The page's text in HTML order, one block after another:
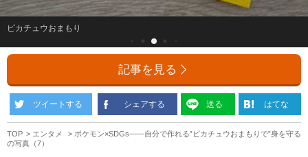
ピカチュウおまもり
記事を見る
ツイートする シェアする 送る はてな
TOP エンタメ
ポケモン×SDGs――自分で作れる”ピカチュウおまもりで”身を守る
の写真（7）